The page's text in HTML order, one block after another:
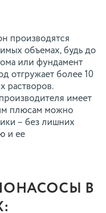
производятся
объемах, будь до
или фундамент
отгружает более 10
растворов.
имеет
плюсам можно
– без лишних
и ее
В